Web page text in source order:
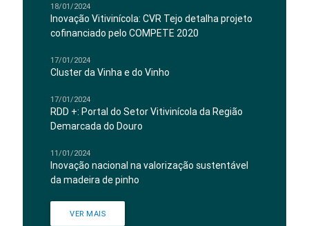
18/01/2024
Inovação Vitivinícola: CVR Tejo detalha projeto
cofinanciado pelo COMPETE 2020
17/01/2024
Cluster da Vinha e do Vinho
17/01/2024
RDD +: Portal do Setor Vitivinícola da Região
Demarcada do Douro
11/01/2024
Inovação nacional na valorização sustentável
da madeira de pinho
VER MAIS